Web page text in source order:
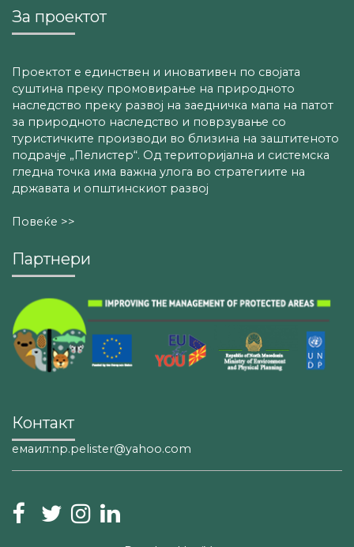
За проектот
Проектот е единствен и иновативен по својата
суштина преку промовирање на природното
наследство преку развој на заедничка мапа на патот
за природното наследство и поврзување со
туристичките производи во близина на заштитеното
подрачје „Пелистер“. Од територијална и системска
гледна точка има важна улога во стратегиите на
државата и општинскиот развој
Повеќе >>
Партнери
Контакт
емаил:np.pelister@yahoo.com